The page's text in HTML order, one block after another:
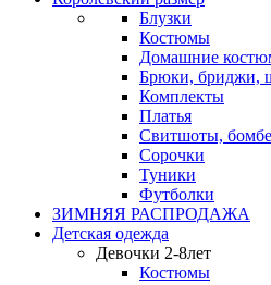
Блузки
Костюмы
Домашние
Брюки, бриджи,
Комплекты
Платья
Свитшоты,
Сорочки
Туники
Футболки
ЗИМНЯЯ РАСПРОДАЖА
Детская одежда
Девочки 2-8лет
Костюмы